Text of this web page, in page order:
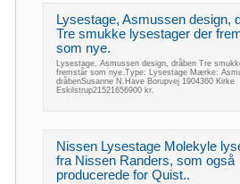
Lysestage, Asmussen design,
Tre smukke lysestager der
som nye.
Lysestage, Asmussen design, dråben Tre
fremstår som nye.Type: Lysestage Mærke:
dråbenSusanne N.Have Borupvej 1904360 Kirke
Eskilstrup21521656900 kr.
Nissen Lysestage Molekyle
fra Nissen Randers, som også
producerede for Quist..